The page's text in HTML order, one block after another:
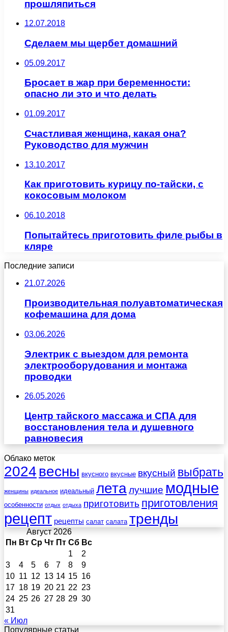
прошляпиться
12.07.2018
Сделаем мы щербет домашний
05.09.2017
Бросает в жар при беременности:
опасно ли это и что делать
01.09.2017
Счастливая женщина, какая она?
Руководство для мужчин
13.10.2017
Как приготовить курицу по-тайски, с
кокосовым молоком
06.10.2018
Попытайтесь приготовить филе рыбы в
кляре
Последние записи
21.07.2026
Производительная полуавтоматическая
кофемашина для дома
03.06.2026
Электрик с выездом для ремонта
электрооборудования и монтажа
проводки
26.05.2026
Центр тайского массажа и СПА для
восстановления тела и душевного
равновесия
Облако меток
2024 весны вкусного вкусные вкусный выбрать
женщины идеальное идеальный леталучшие модные
особенности отдых отдыха приготовить приготовления
рецепт рецепты салат салата тренды
Август 2026
Пн Вт Ср Чт Пт Сб Вс
1
2
3
4 5 6 7 8
9
10 11 12 13 14 15 16
17 18 19 20 21 22 23
24 25 26 27 28 29 30
31
« Июл
Популярные статьи